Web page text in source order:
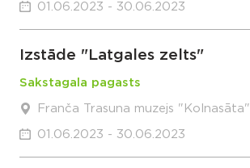
01.06.2023 - 30.06.2023
Izstāde "Latgales zelts"
Sakstagala pagasts
Franča Trasuna muzejs "Kolnasāta"
01.06.2023 - 30.06.2023